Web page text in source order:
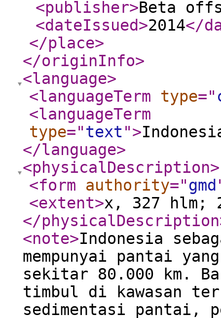
<publisher>Beta
<dateIssued>2014</
</place>
</originInfo>
<language>
<languageTerm
type="
<languageTerm
type="text">
</language>
<physicalDescription>
<form
authority="gmd
<extent>x, 327 hlm;
</physicalDescription
<note>Indonesia
mempunyai pantai
sekitar 80.000 km.
timbul di kawasan
sedimentasi pantai,